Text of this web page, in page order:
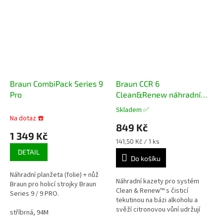
Braun CombiPack Series 9
Pro
Na dotaz ☎️
1 349 Kč
DETAIL
Náhradní planžeta (folie) + nůž
Braun pro holicí strojky Braun
Series 9 / 9 PRO.
stříbrná, 94M
Braun CCR 6
Clean&Renew náhradní
čistící náplně 6 ks
Průměrné
produktu
je
5,0
5
hvězdiček.
Skladem ✅
849 Kč
Měrná
cena:
141,50 Kč / 1 ks
Do košíku
Náhradní kazety pro systém
Clean & Renew™ s čisticí
tekutinou na bázi alkoholu a
svěží citronovou vůní udržují